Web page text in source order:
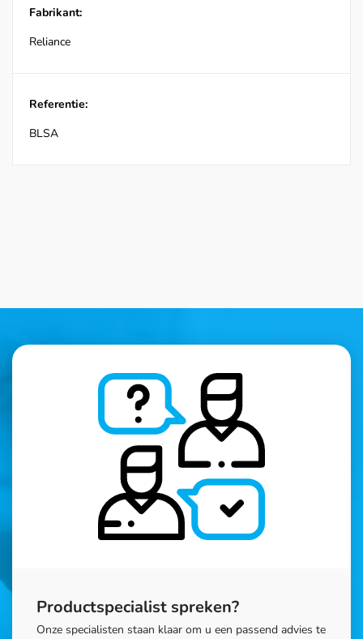
Fabrikant:
Reliance
Referentie:
BLSA
Productspecialist spreken?
Onze specialisten staan klaar om u een passend advies te